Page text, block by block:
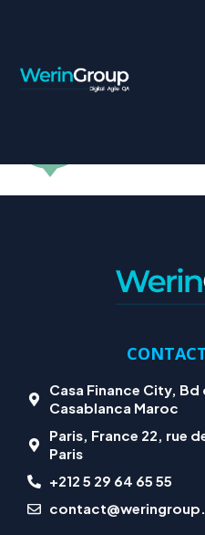
Casa Finance City,
Casablanca Maroc
Paris, France 22, rue
Paris
+212 5 29 64 65 55